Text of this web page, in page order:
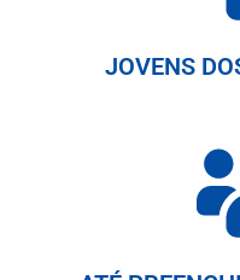
JOVENS